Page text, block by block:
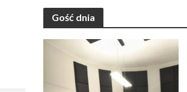
Gość dnia